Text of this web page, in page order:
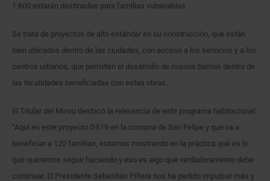
1.600 estarán destinadas para familias vulnerables.
Se trata de proyectos de alto estándar en su construcción, que están
bien ubicados dentro de las ciudades, con acceso a los servicios y a los
centros urbanos, que permiten el desarrollo de nuevos barrios dentro de
las localidades beneficiadas con estas obras.
El Titular del Minvu destacó la relevancia de este programa habitacional:
“Aquí en este proyecto DS19 en la comuna de San Felipe y que va a
beneficiar a 120 familias, estamos mostrando en la práctica qué es lo
que queremos seguir haciendo y eso es algo que verdaderamente debe
continuar. El Presidente Sebastián Piñera nos ha pedido impulsar más y